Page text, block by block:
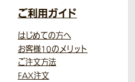
ご利用ガイド
はじめての方へ
お客様10のメリット
ご注文方法
FAX注文